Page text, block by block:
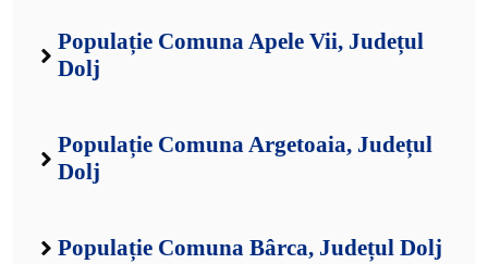
Populație Comuna Apele Vii, Județul
Dolj
Populație Comuna Argetoaia, Județul
Dolj
Populație Comuna Bârca, Județul Dolj